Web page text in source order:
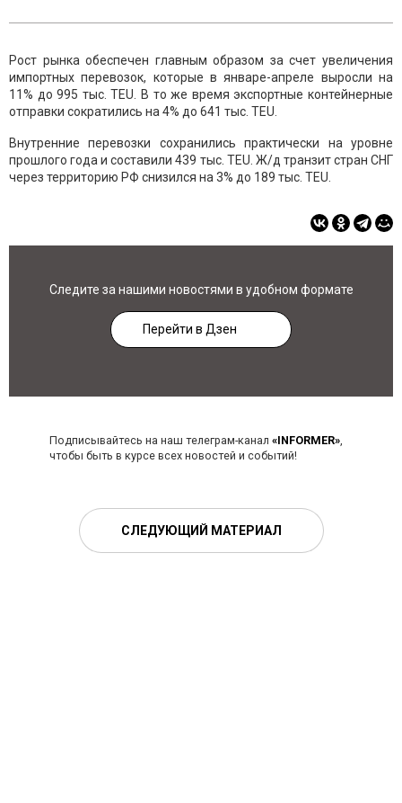
Рост рынка обеспечен главным образом за счет увеличения
импортных перевозок, которые в январе-апреле выросли на
11% до 995 тыс. TEU. В то же время экспортные контейнерные
отправки сократились на 4% до 641 тыс. TEU.
Внутренние перевозки сохранились практически на уровне
прошлого года и составили 439 тыс. TEU. Ж/д транзит стран СНГ
через территорию РФ снизился на 3% до 189 тыс. TEU.
Следите за нашими новостями в удобном формате
Перейти в Дзен
Подписывайтесь на наш телеграм-канал «INFORMER»,
чтобы быть в курсе всех новостей и событий!
СЛЕДУЮЩИЙ МАТЕРИАЛ